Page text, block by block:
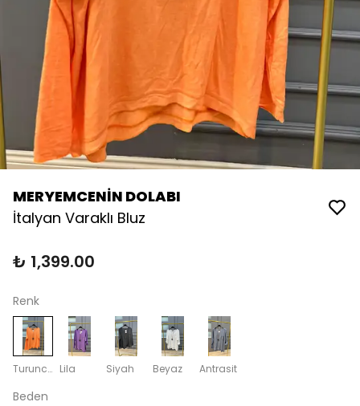
MERYEMCENİN DOLABI
İtalyan Varaklı Bluz
₺ 1,399.00
Renk
Turuncu Lila Siyah Beyaz Antrasit
Beden